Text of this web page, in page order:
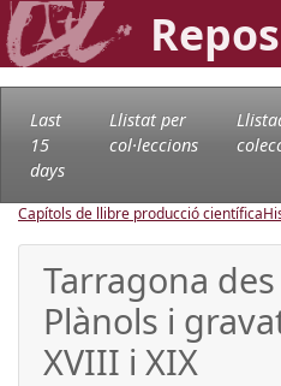
Last
15
days
Llistat per
col·leccions
Capítols de llibre producció científica
Tarragona
Plànols i
XVIII i XIX